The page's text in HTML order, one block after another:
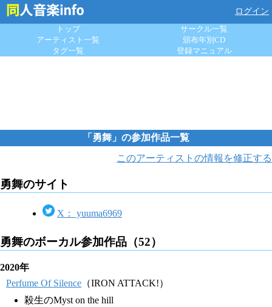
ログイン
トップ
サークル一覧
アーティスト一覧
頒布年別CD
タグ一覧
登録マニュアル
「勇舞」の参加作品一覧
このアーティストの情報を修正する
勇舞のサイト
X： yuuma6969
勇舞のボーカル参加作品（52）
2020年
Perfume Of Silence （IRON ATTACK!）
殺生のMyst on the hill